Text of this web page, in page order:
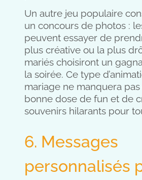
Un autre jeu populaire
un concours de photos :
peuvent essayer de
plus créative ou la plus
mariés choisiront un
la soirée. Ce type
mariage ne manquera pas
bonne dose de fun et de
souvenirs hilarants pour
6. Messages
personnalisés